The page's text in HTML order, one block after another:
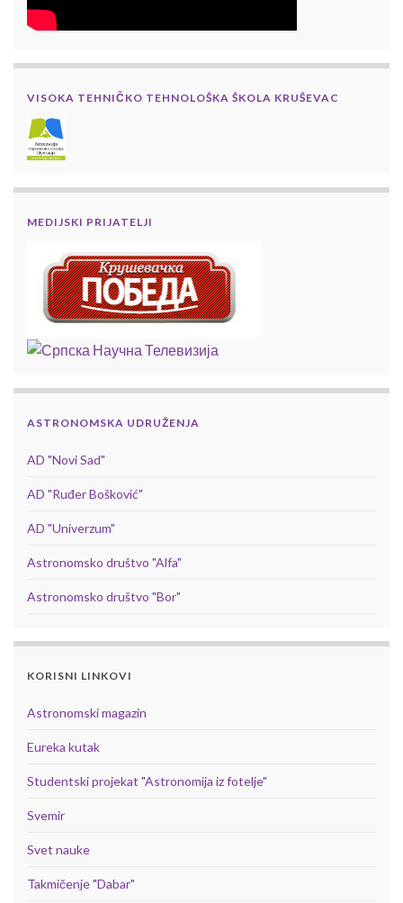
VISOKA TEHNIČKO TEHNOLOŠKA ŠKOLA KRUŠEVAC
MEDIJSKI PRIJATELJI
ASTRONOMSKA UDRUŽENJA
AD "Novi Sad"
AD "Ruđer Bošković"
AD "Univerzum"
Astronomsko društvo "Alfa"
Astronomsko društvo "Bor"
KORISNI LINKOVI
Astronomski magazin
Eureka kutak
Studentski projekat "Astronomija iz fotelje"
Svemir
Svet nauke
Takmičenje "Dabar"